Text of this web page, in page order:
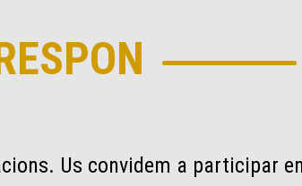
Us convidem a participar